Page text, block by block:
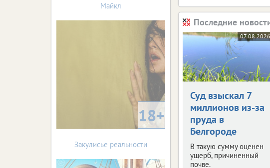
Последние
07.08.2026
Суд взыскал 7
миллионов из-за
пруда в
Белгороде
В такую сумму оценен
ущерб, причиненный
почве.
Майкл
18+
Закулисье реальности